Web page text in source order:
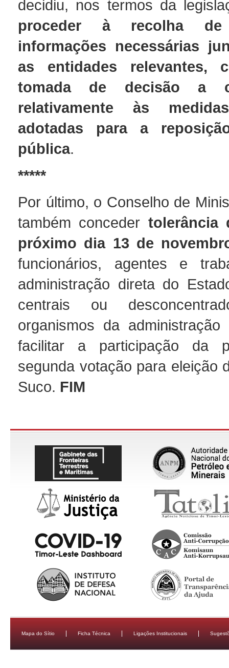
decidiu, nos termos da
proceder à recolha
informações necessárias
as entidades relevantes,
tomada de decisão a
relativamente às
adotadas para a
pública.
*****
Por último, o Conselho de
também conceder tolerância
próximo dia 13 de
funcionários, agentes e
administração direta do
centrais ou
organismos da administração
facilitar a participação da
segunda votação para eleição
Suco. FIM
Mapa do Sítio Ficha Técnica Ligações Institucionais